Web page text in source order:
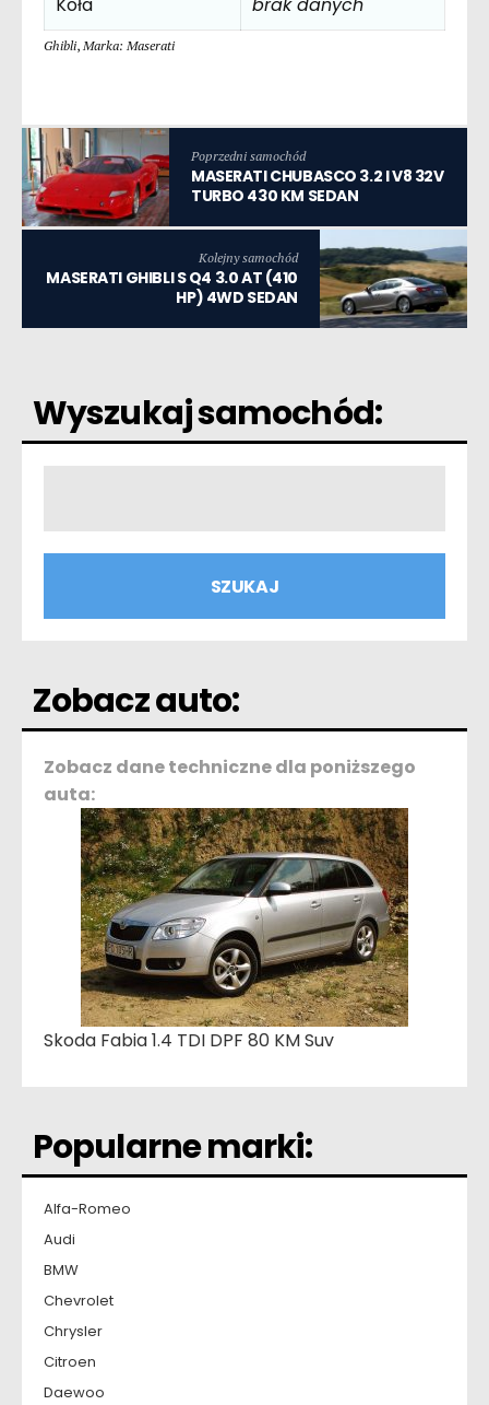
Koła brak danych
Ghibli, Marka: Maserati
Poprzedni samochód
MASERATI CHUBASCO 3.2 I V8 32V
TURBO 430 KM SEDAN
Kolejny samochód
MASERATI GHIBLI S Q4 3.0 AT (410
HP) 4WD SEDAN
Wyszukaj samochód:
Zobacz auto:
Zobacz dane techniczne dla poniższego
auta:
Skoda Fabia 1.4 TDI DPF 80 KM Suv
Popularne marki:
Alfa-Romeo
Audi
BMW
Chevrolet
Chrysler
Citroen
Daewoo